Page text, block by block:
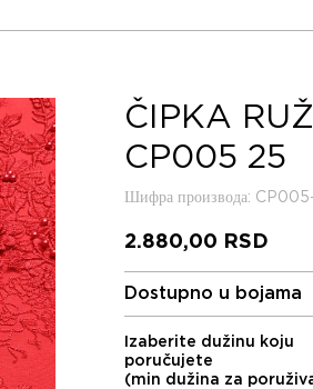
ČIPKA
CP005 25
Шифра производа:
2.880,00 RSD
Dostupno u bojama
Izaberite dužinu koju
poručujete
(min dužina za